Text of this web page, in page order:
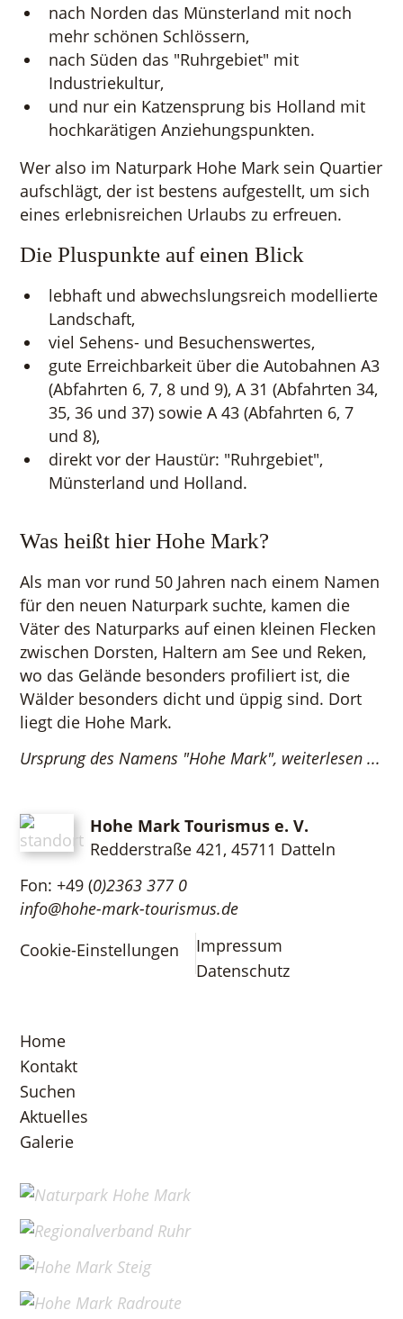
nach Norden das Münsterland mit noch
mehr schönen Schlössern,
nach Süden das "Ruhrgebiet" mit
Industriekultur,
und nur ein Katzensprung bis Holland mit
hochkarätigen Anziehungspunkten.
Wer also im Naturpark Hohe Mark sein Quartier
aufschlägt, der ist bestens aufgestellt, um sich
eines erlebnisreichen Urlaubs zu erfreuen.
Die Pluspunkte auf einen Blick
lebhaft und abwechslungsreich modellierte
Landschaft,
viel Sehens- und Besuchenswertes,
gute Erreichbarkeit über die Autobahnen A3
(Abfahrten 6, 7, 8 und 9), A 31 (Abfahrten 34,
35, 36 und 37) sowie A 43 (Abfahrten 6, 7
und 8),
direkt vor der Haustür: "Ruhrgebiet",
Münsterland und Holland.
Was heißt hier Hohe Mark?
Als man vor rund 50 Jahren nach einem Namen
für den neuen Naturpark suchte, kamen die
Väter des Naturparks auf einen kleinen Flecken
zwischen Dorsten, Haltern am See und Reken,
wo das Gelände besonders profiliert ist, die
Wälder besonders dicht und üppig sind. Dort
liegt die Hohe Mark.
Ursprung des Namens "Hohe Mark", weiterlesen ...
Hohe Mark Tourismus e. V.
Redderstraße 421, 45711 Datteln
Fon: +49 (0)2363 377 0
info@hohe-mark-tourismus.de
Cookie-Einstellungen
Impressum
Datenschutz
Home
Kontakt
Suchen
Aktuelles
Galerie